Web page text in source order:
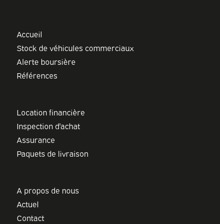
Accueil
Stock de véhicules commerciaux
Alerte boursière
Références
Location financière
Inspection d'achat
Assurance
Paquets de livraison
A propos de nous
Actuel
Contact